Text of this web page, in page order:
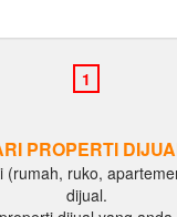
PROPERTI
(rumah, ruko,
dijual.